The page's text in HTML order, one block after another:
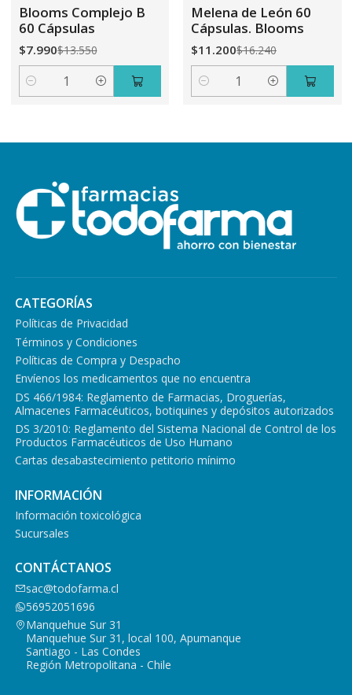
Blooms Complejo B
60 Cápsulas
$7.990$13.550
Cantidad
Melena de León 60
Cápsulas. Blooms
$11.200$16.240
Cantidad
CATEGORÍAS
Políticas de Privacidad
Términos y Condiciones
Políticas de Compra y Despacho
Envíenos los medicamentos que no encuentra
DS 466/1984: Reglamento de Farmacias, Droguerías,
Almacenes Farmacéuticos, botiquines y depósitos autorizados
DS 3/2010: Reglamento del Sistema Nacional de Control de los
Productos Farmacéuticos de Uso Humano
Cartas desabastecimiento petitorio mínimo
INFORMACIÓN
Información toxicológica
Sucursales
CONTÁCTANOS
sac@todofarma.cl
56952051696
Manquehue Sur 31
Manquehue Sur 31, local 100, Apumanque
Santiago - Las Condes
Región Metropolitana - Chile